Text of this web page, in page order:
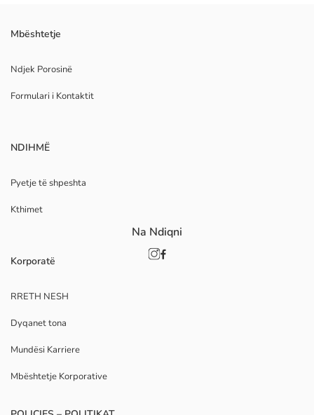
Mbështetje
Ndjek Porosinë
Formulari i Kontaktit
NDIHMË
Pyetje të shpeshta
Kthimet
Korporatë
RRETH NESH
Dyqanet tona
Mundësi Karriere
Mbështetje Korporative
Na Ndiqni